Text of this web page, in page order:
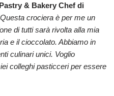
& Bakery Chef di
Questa crociera è per me un
di tutti sarà rivolta alla mia
e il cioccolato. Abbiamo in
culinari unici. Voglio
colleghi pasticceri per essere